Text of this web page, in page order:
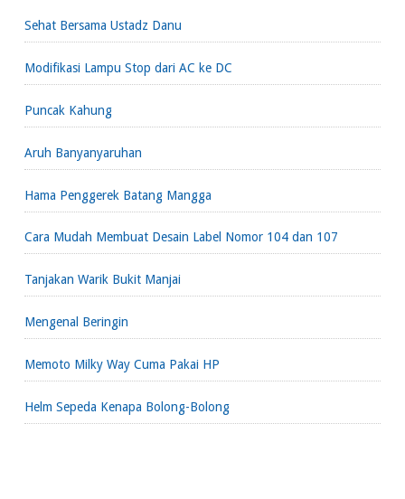
Sehat Bersama Ustadz Danu
Modifikasi Lampu Stop dari AC ke DC
Puncak Kahung
Aruh Banyanyaruhan
Hama Penggerek Batang Mangga
Cara Mudah Membuat Desain Label Nomor 104 dan 107
Tanjakan Warik Bukit Manjai
Mengenal Beringin
Memoto Milky Way Cuma Pakai HP
Helm Sepeda Kenapa Bolong-Bolong